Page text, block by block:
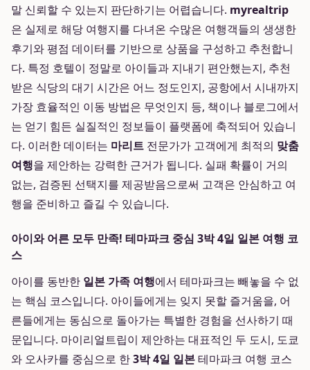
말 신뢰할 수 있는지 판단하기는 어렵습니다. myrealtrip
은 실제로 해당 여행지를 다녀온 수많은 여행객들의 생생한
후기와 평점 데이터를 기반으로 상품을 구성하고 추천합니
다. 특정 호텔이 정말로 아이들과 지내기 편안했는지, 추천
받은 식당의 대기 시간은 어느 정도인지, 공항에서 시내까지
가장 효율적인 이동 방법은 무엇인지 등, 책이나 블로그에서
는 얻기 힘든 실질적인 정보들이 플랫폼에 축적되어 있습니
다. 이러한 데이터는 마리트 전문가가 고객에게 최적의 맞춤
여행을 제안하는 강력한 근거가 됩니다. 실패 확률이 거의
없는, 검증된 선택지를 제공받음으로써 고객은 안심하고 여
행을 준비하고 즐길 수 있습니다.
아이와 어른 모두 만족! 테마파크 중심 3박 4일 일본 여행 코
스
아이를 동반한 일본 가족 여행에서 테마파크는 빼놓을 수 없
는 핵심 코스입니다. 아이들에게는 잊지 못할 즐거움을, 어
른들에게는 동심으로 돌아가는 특별한 경험을 선사하기 때
문입니다. 마이리얼트립이 제안하는 대표적인 두 도시, 도쿄
와 오사카를 중심으로 한3박 4일 일본테마파크 여행 코스